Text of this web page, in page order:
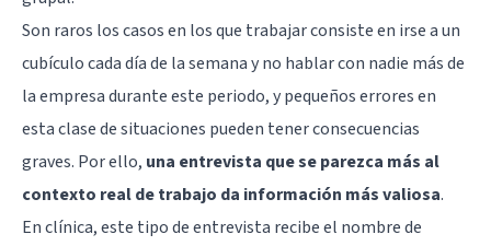
Son raros los casos en los que trabajar consiste en irse a un
cubículo cada día de la semana y no hablar con nadie más de
la empresa durante este periodo, y pequeños errores en
esta clase de situaciones pueden tener consecuencias
graves. Por ello, una entrevista que se parezca más al
contexto real de trabajo da información más valiosa.
Enclínica, este tipo de entrevista recibe el nombre de